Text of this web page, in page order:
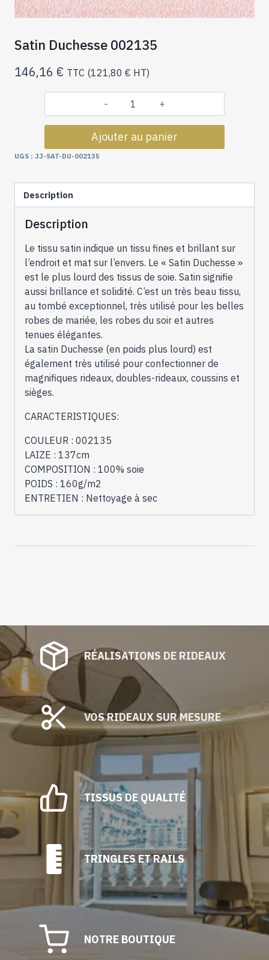
Satin Duchesse 002135
146,16 € TTC (121,80 € HT)
quantité
de
Satin
Ajouter au panier
UGS : JJ-SAT-DU-002135
Description
Description
Le tissu satin indique un tissu fines et brillant sur
l’endroit et mat sur l’envers. Le « Satin Duchesse »
est le plus lourd des tissus de soie. Satin signifie
aussi brillance et solidité. C’est un très beau tissu,
au tombé exceptionnel, très utilisé pour les belles
robes de mariée, les robes du soir et autres
tenues élégantes.
La satin Duchesse (en poids plus lourd) est
également très utilisé pour confectionner de
magnifiques rideaux, doubles-rideaux, coussins et
sièges.
CARACTERISTIQUES:
COULEUR : 002135
LAIZE : 137cm
COMPOSITION : 100% soie
POIDS : 160g/m2
ENTRETIEN : Nettoyage à sec
RÉALISATIONS DE RIDEAUX
VOS RIDEAUX SUR MESURE
TISSUS DE QUALITÉ
TRINGLES ET RAILS
NOTRE BOUTIQUE